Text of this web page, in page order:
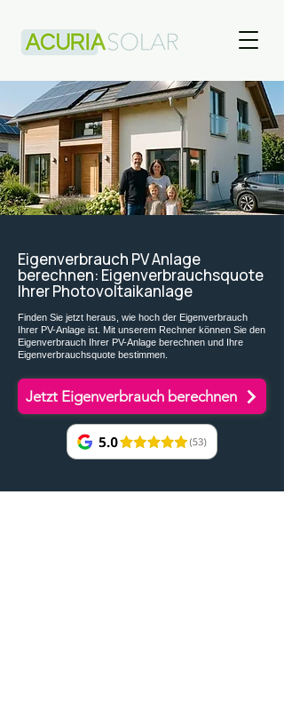
Eigenverbrauch PV Anlage
berechnen: Eigenverbrauchsquote
Ihrer Photovoltaikanlage
Finden Sie jetzt heraus, wie hoch der Eigenverbrauch
Ihrer PV-Anlage ist. Mit unserem Rechner können Sie den
Eigenverbrauch Ihrer PV-Anlage berechnen und Ihre
Eigenverbrauchsquote bestimmen.
Jetzt Eigenverbrauch berechnen